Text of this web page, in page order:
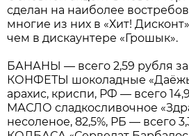
Для быстрого и комфортного
Дисконт» предусмотрена
самообслуживания с четырьмя
отсканировать товары и